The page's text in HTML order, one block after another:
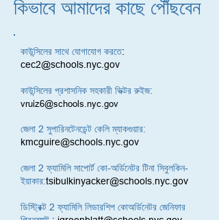
কিভাবে আমাদের কাছে পৌঁছবেন
কাউন্সিলের সাথে যোগাযোগ করতে:
cec2@schools.nyc.gov
কাউন্সিলের প্রশাসনিক সহকারী ভিক্টর রুইজ:
vruiz6@schools.nyc.gov
জেলা 2 সুপারিনটেনডেন্ট কেলি ম্যাকগুয়ার:
kmcguire@schools.nyc.gov
জেলা 2 ফ্যামিলি সাপোর্ট কো-অর্ডিনেটর টিনা সিবুলকিন-
ইয়াকার:tsibulkinyacker@schools.nyc.gov
ডিস্ট্রিক্ট 2 ফ্যামিলি লিডারশিপ কোঅর্ডিনেটর জেনিফার